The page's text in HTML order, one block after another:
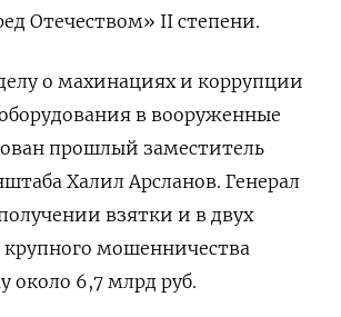
Отечеством» II степени.
о махинациях и коррупции
в вооруженные
прошлый заместитель
Халил Арсланов. Генерал
взятки и в двух
крупного мошенничества
около 6,7 млрд руб.